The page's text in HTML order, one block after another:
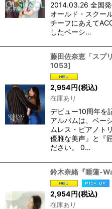
2014.03.26 全国発
オールド・スクー
チーフにあえて
したベーシ…
藤田佐奈恵「スプ
1053]
2,954円(税込)
在庫あり
デビュー10周年を
アルバムは、ベー
ムレス・ピアノト
優雅な美声』と『
ださい。 0…
鈴木奈緒『睡蓮-
2,954円(税込)
在庫あり